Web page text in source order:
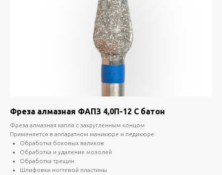
Фреза алмазная ФАПЗ 4,0П-12 С батон
Фреза алмазная капля с закругленным концом
Применяется в аппаратном маникюре и педикюре:
Обработка боковых валиков
Обработка и удаление мозолей
Обработка трещин
Шлифовки ногтевой пластины